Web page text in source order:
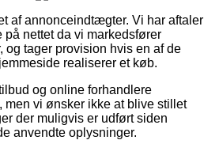
af annonceindtægter. Vi har aftaler
på nettet da vi markedsfører
og tager provision hvis en af de
realiserer et køb.
og online forhandlere
vi ønsker ikke at blive stillet
der muligvis er udført siden
anvendte oplysninger.